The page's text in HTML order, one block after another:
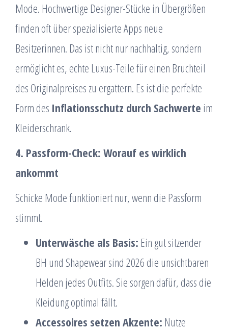
Mode. Hochwertige Designer-Stücke in Übergrößen
finden oft über spezialisierte Apps neue
Besitzerinnen. Das ist nicht nur nachhaltig, sondern
ermöglicht es, echte Luxus-Teile für einen Bruchteil
des Originalpreises zu ergattern. Es ist die perfekte
Form des Inflationsschutz durch Sachwerte im
Kleiderschrank.
4. Passform-Check: Worauf es wirklich
ankommt
Schicke Mode funktioniert nur, wenn die Passform
stimmt.
Unterwäsche als Basis: Ein gut sitzender
BH und Shapewear sind 2026 die unsichtbaren
Helden jedes Outfits. Sie sorgen dafür, dass die
Kleidung optimal fällt.
Accessoires setzen Akzente: Nutze